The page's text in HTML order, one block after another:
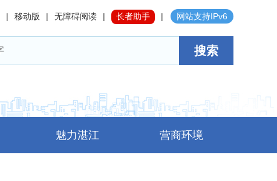
| 移动版 | 无障碍阅读 | 长者助手 | 网站支持IPv6
搜索
魅力湛江 营商环境